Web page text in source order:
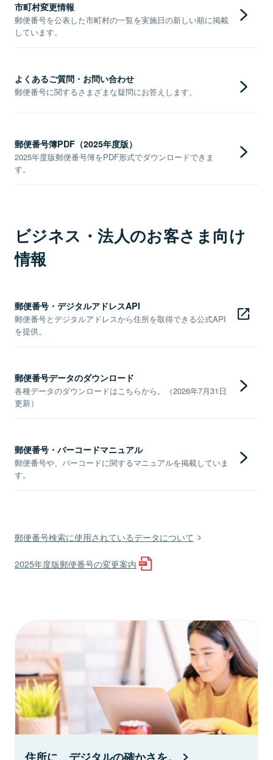
市町村変更情報
郵便番号を公表した市町村の一覧を実施日の新しい順に掲載
しています。
よくあるご質問・お問い合わせ
郵便番号に関するさまざまな疑問にお答えします。
郵便番号簿PDF（2025年度版）
2025年度版郵便番号簿をPDF形式でダウンロードできま
す。
ビジネス・法人のお客さま向け
情報
郵便番号・デジタルアドレスAPI
郵便番号とデジタルアドレスから住所を取得できる公式API
を提供。
郵便番号データのダウンロード
各種データのダウンロードはこちらから。（2026年7月31日
更新）
郵便番号・バーコードマニュアル
郵便番号や、バーコードに関するマニュアルを掲載していま
す。
郵便番号検索に使用されているデータについて
2025年度版郵便番号の変更案内
住所に、デジタルの確かさを。